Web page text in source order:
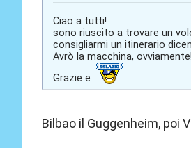
Ciao a tutti!
sono riuscito a trovare un
consigliarmi un itinerario
Avrò la macchina, ovviamente!
Grazie e
Bilbao il Guggenheim, poi